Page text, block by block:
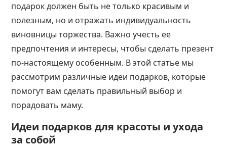
подарок должен быть не только красивым и
полезным, но и отражать индивидуальность
виновницы торжества. Важно учесть ее
предпочтения и интересы, чтобы сделать презент
по-настоящему особенным. В этой статье мы
рассмотрим различные идеи подарков, которые
помогут вам сделать правильный выбор и
порадовать маму.
Идеи подарков для красоты и ухода
за собой